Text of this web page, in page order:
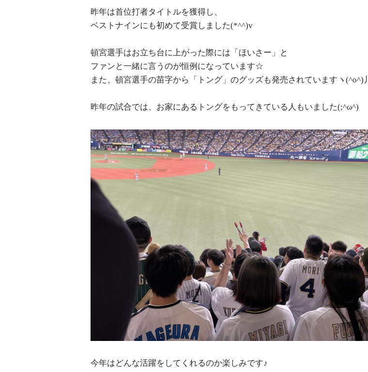
昨年は首位打者タイトルを獲得し、
ベストナインにも初めて受賞しました(*^^)v
頓宮選手はお立ち台に上がった際には「ほいさー」と
ファンと一緒に言うのが恒例になっています☆
また、頓宮選手の苗字から「トング」のグッズも発売されていますヽ(^o^)丿
昨年の試合では、お家にあるトングをもってきている人もいました(;^ω^)
今年はどんな活躍をしてくれるのか楽しみです♪